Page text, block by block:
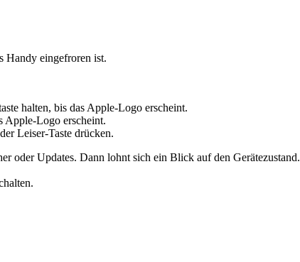
Handy eingefroren ist.
halten, bis das Apple-Logo erscheint.
Apple-Logo erscheint.
Leiser-Taste drücken.
oder Updates. Dann lohnt sich ein Blick auf den Gerätezustand.